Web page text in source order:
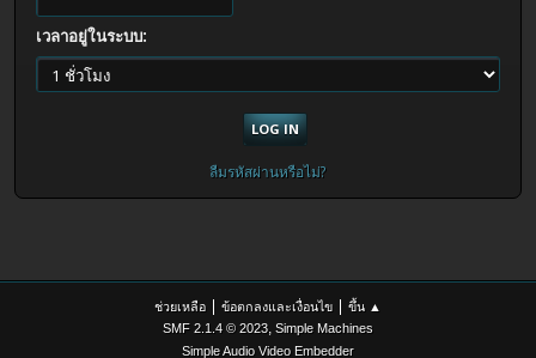
เวลาอยู่ในระบบ:
ลืมรหัสผ่านหรือไม่?
ช่วยเหลือ | ข้อตกลงและเงื่อนไข | ขึ้น ▲
SMF 2.1.4 © 2023, Simple Machines
Simple Audio Video Embedder